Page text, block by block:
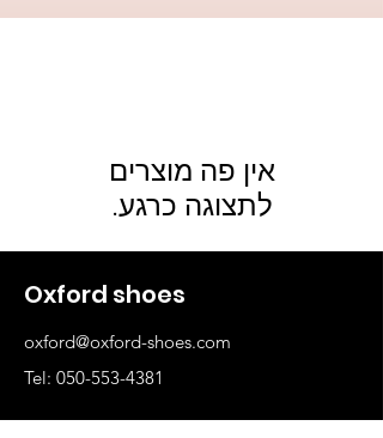
לתצוגה כרגע.
Oxford shoes
oxford@oxford-shoes.com
Tel: 050-553-4381